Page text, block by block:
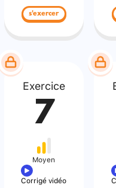
s'exercer
Exercice
7
Moyen
Corrigé vidéo